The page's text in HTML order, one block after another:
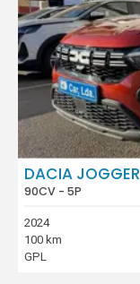
DACIA JOGGER
90CV - 5P
2024
100 km
GPL